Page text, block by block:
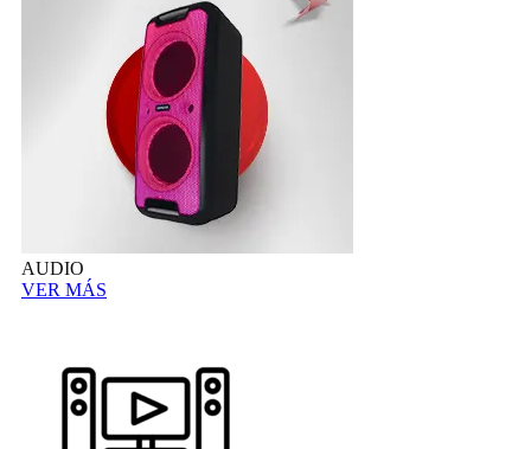
AUDIO
VER MÁS